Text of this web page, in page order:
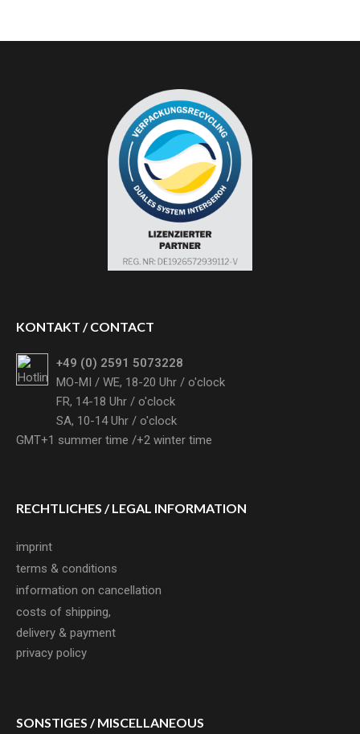
KONTAKT / CONTACT
+49 (0) 2591 5073228
MO-MI / WE, 18-20 Uhr / o'clock
FR, 14-18 Uhr / o'clock
SA, 10-14 Uhr / o'clock
GMT+1 summer time /+2 winter time
RECHTLICHES /LEGAL INFORMATION
imprint
terms & conditions
information on cancellation
costs of shipping,
delivery & payment
privacy policy
SONSTIGES /MISCELLANEOUS